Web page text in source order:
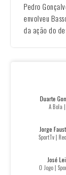
Pedro
envolveu
da ação do
Duarte
A Bola |
Jorge
SportTv |
José
O Jogo |